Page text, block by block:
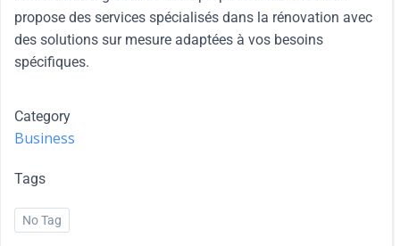
propose des services spécialisés dans la rénovation avec
des solutions sur mesure adaptées à vos besoins
spécifiques.
Category
Business
Tags
No Tag